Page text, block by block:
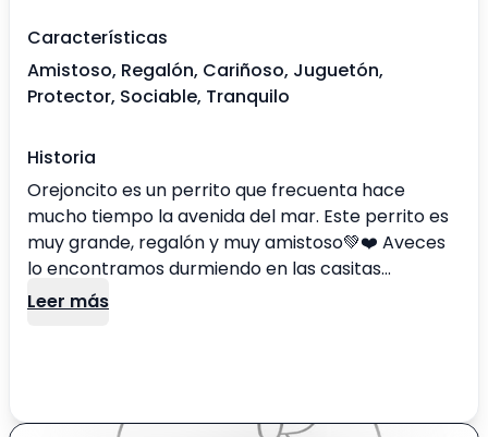
Características
Amistoso, Regalón, Cariñoso, Juguetón,
Protector, Sociable, Tranquilo
Historia
Orejoncito es un perrito que frecuenta hace
mucho tiempo la avenida del mar. Este perrito es
muy grande, regalón y muy amistoso💚❤️ Aveces
lo encontramos durmiendo en las casitas
comunitarias! Puedes ver más videos y fotos de él,
Leer más